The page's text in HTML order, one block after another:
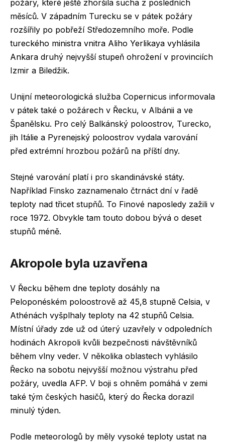
požáry, které ještě zhoršila sucha z posledních
měsíců. V západním Turecku se v pátek požáry
rozšířily po pobřeží Středozemního moře. Podle
tureckého ministra vnitra Aliho Yerlikaya vyhlásila
Ankara druhý nejvyšší stupeň ohrožení v provinciích
Izmir a Biledžik.
Unijní meteorologická služba Copernicus informovala
v pátek také o požárech v Řecku, v Albánii a ve
Španělsku. Pro celý Balkánský poloostrov, Turecko,
jih Itálie a Pyrenejský poloostrov vydala varování
před extrémní hrozbou požárů na příští dny.
Stejné varování platí i pro skandinávské státy.
Například Finsko zaznamenalo čtrnáct dní v řadě
teploty nad třicet stupňů. To Finové naposledy zažili v
roce 1972. Obvykle tam touto dobou bývá o deset
stupňů méně.
Akropole byla uzavřena
V Řecku během dne teploty dosáhly na
Peloponéském poloostrově až 45,8 stupně Celsia, v
Athénách vyšplhaly teploty na 42 stupňů Celsia.
Místní úřady zde už od úterý uzavřely v odpoledních
hodinách Akropoli kvůli bezpečnosti návštěvníků
během vlny veder. V několika oblastech vyhlásilo
Řecko na sobotu nejvyšší možnou výstrahu před
požáry, uvedla AFP. V boji s ohněm pomáhá v zemi
také tým českých hasičů, který do Řecka dorazil
minulý týden.
Podle meteorologů by měly vysoké teploty ustat na